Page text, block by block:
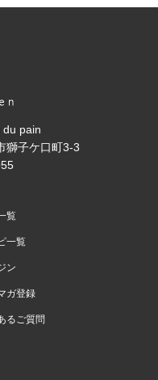
du pain
獅子ケ口町3-3
覧
一覧
ン
ガ登録
るご質問